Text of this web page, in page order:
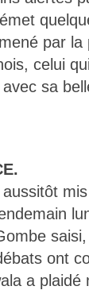
par la
celui
sa
ont
a plaidé